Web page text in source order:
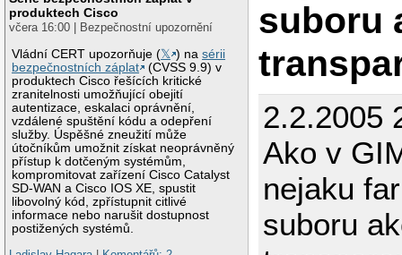
produktech Cisco
včera 16:00 | Bezpečnostní upozornění
Vládní CERT upozorňuje (𝕏 ) nasérii
bezpečnostních záplat
(CVSS 9.9) v
produktech Cisco řešících kritické
zranitelnosti umožňující obejití
autentizace, eskalaci oprávnění,
vzdálené spuštění kódu a odepření
služby. Úspěšné zneužití může
útočníkům umožnit získat neoprávněný
přístup k dotčeným systémům,
kompromitovat zařízení Cisco Catalyst
SD-WAN a Cisco IOS XE, spustit
libovolný kód, zpřístupnit citlivé
informace nebo narušit dostupnost
postižených systémů.
suboru
2.2.2005
Ako v
nejaku
suboru